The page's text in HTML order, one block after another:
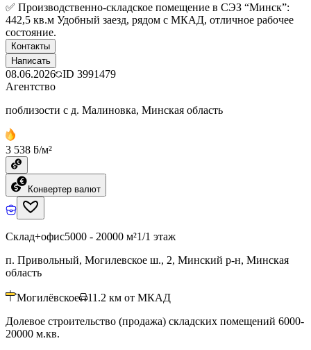
✅ Производственно-складское помещение в СЭЗ “Минск”:
442,5 кв.м Удобный заезд, рядом с МКАД, отличное рабочее
состояние.
Контакты
Написать
08.06.2026 ID 3991479
Агентство
поблизости с д. Малиновка, Минская область
3 538 ƃ/м²
Конвертер валют
Склад+офис5000 - 20000 м²1/1 этаж
п. Привольный, Могилевское ш., 2, Минский р-н, Минская
область
Могилёвское 11.2 км от МКАД
Долевое строительство (продажа) складских помещений 6000-
20000 м.кв.